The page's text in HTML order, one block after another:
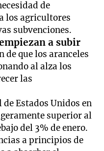
de
los agricultores
subvenciones.
a subir
de que los aranceles
al alza los
las
Estados Unidos en
superior al
del 3% de enero.
a principios de